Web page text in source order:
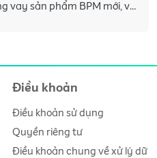
vay sản phẩm BPM mới, và
Điều khoản
Điều khoản sử dụng
Quyền riêng tư
Điều khoản chung về xử lý dữ